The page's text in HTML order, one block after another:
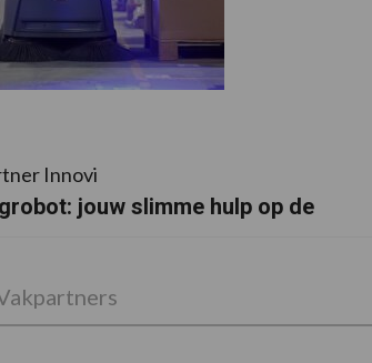
Innovi
jouw slimme hulp op de